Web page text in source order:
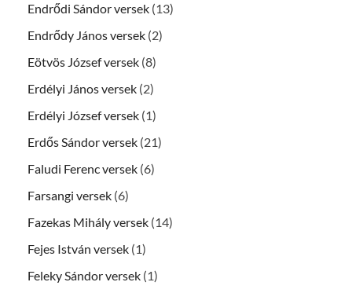
Endrődi Sándor versek (13)
Endrődy János versek (2)
Eötvös József versek (8)
Erdélyi János versek (2)
Erdélyi József versek (1)
Erdős Sándor versek (21)
Faludi Ferenc versek (6)
Farsangi versek (6)
Fazekas Mihály versek (14)
Fejes István versek (1)
Feleky Sándor versek (1)